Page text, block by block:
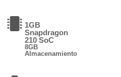
1GB
Snapdragon
210 SoC
8GB
Almacenamiento